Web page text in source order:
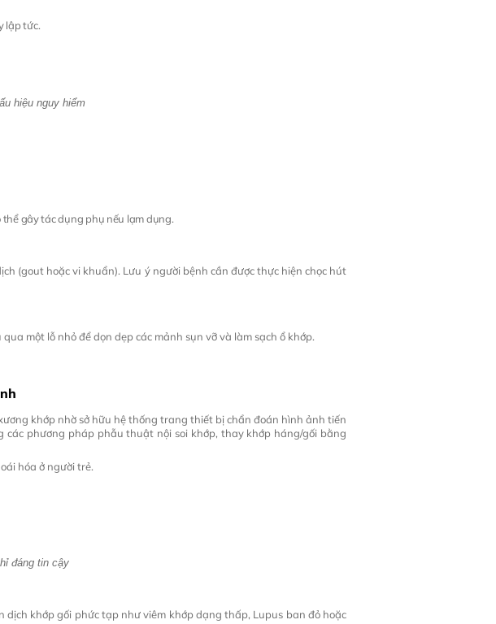
lập tức.
hiệu nguy hiểm
thể gây tác dụng phụ nếu lạm dụng.
(gout hoặc vi khuẩn). Lưu ý người bệnh cần được thực hiện chọc hút
một lỗ nhỏ để dọn dẹp các mảnh sụn vỡ và làm sạch ổ khớp.
khớp nhờ sở hữu hệ thống trang thiết bị chẩn đoán hình ảnh tiến
phương pháp phẫu thuật nội soi khớp, thay khớp háng/gối bằng
hóa ở người trẻ.
đáng tin cậy
khớp gối phức tạp như viêm khớp dạng thấp, Lupus ban đỏ hoặc